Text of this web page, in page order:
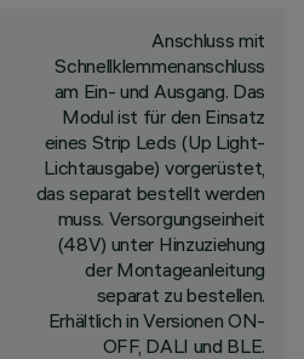
Anschluss mit
Schnellklemmenanschluss
am Ein- und Ausgang. Das
Modul ist für den Einsatz
eines Strip Leds (Up Light-
Lichtausgabe) vorgerüstet,
das separat bestellt werden
muss. Versorgungseinheit
(48V) unter Hinzuziehung
der Montageanleitung
separat zu bestellen.
Erhältlich in Versionen ON-
OFF, DALI und BLE.